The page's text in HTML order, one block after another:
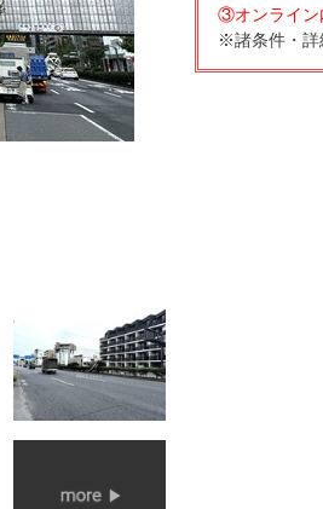
③オンライン
※諸条件・詳